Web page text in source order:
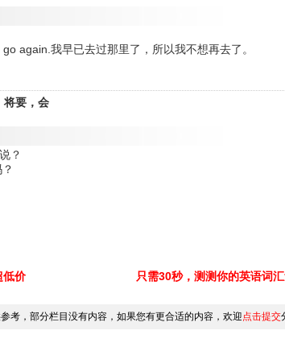
again.我早已去过那里了，所以我不想再去了。
将要，会
？
低价 只需30秒，测测你的英语词汇
考，部分栏目没有内容，如果您有更合适的内容，欢迎点击提交